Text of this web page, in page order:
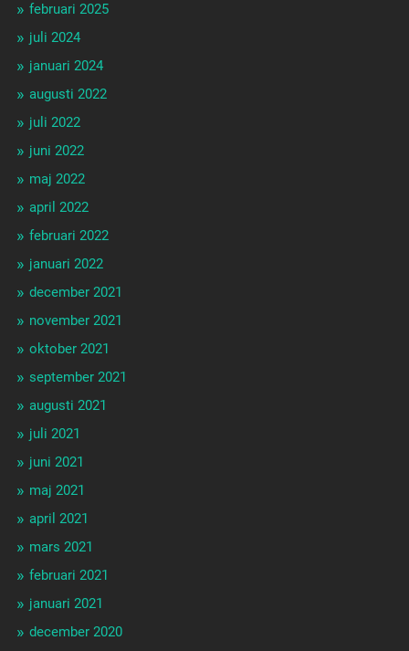
februari 2025
juli 2024
januari 2024
augusti 2022
juli 2022
juni 2022
maj 2022
april 2022
februari 2022
januari 2022
december 2021
november 2021
oktober 2021
september 2021
augusti 2021
juli 2021
juni 2021
maj 2021
april 2021
mars 2021
februari 2021
januari 2021
december 2020